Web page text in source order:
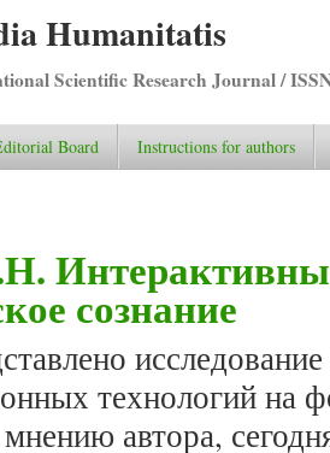
Humanitatis
Scientific Research Journal /
Board Instructions for authors
сознание
технологий на
автора,